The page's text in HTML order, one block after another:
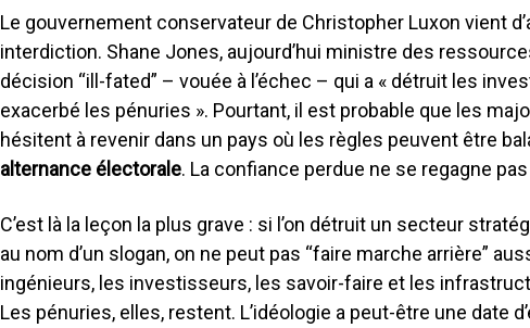
Le gouvernement conservateur de Christopher Luxon vient
interdiction. Shane Jones, aujourd’hui ministre des
décision “ill-fated” – vouée à l’échec – qui a « détruit les
exacerbé les pénuries ». Pourtant, il est probable que les
hésitent à revenir dans un pays où les règles peuvent être
alternance électorale. La confiance perdue ne se regagne
C’est là la leçon la plus grave : si l’on détruit un secteur
au nom d’un slogan, on ne peut pas “faire marche arrière”
ingénieurs, les investisseurs, les savoir-faire et les
Les pénuries, elles, restent. L’idéologie a peut-être une date